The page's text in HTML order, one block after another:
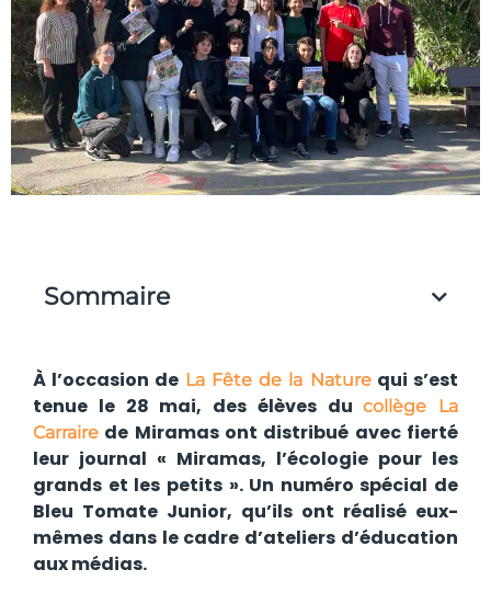
Sommaire
À l’occasion de La Fête de la Naturequi s’est
tenue le 28 mai, des élèves ducollège La
Carraire de Miramas ont distribué avec fierté
leur journal « Miramas, l’écologie pour les
grands et les petits ». Un numéro spécial de
Bleu Tomate Junior, qu’ils ont réalisé eux-
mêmes dans le cadre d’ateliers d’éducation
aux médias.